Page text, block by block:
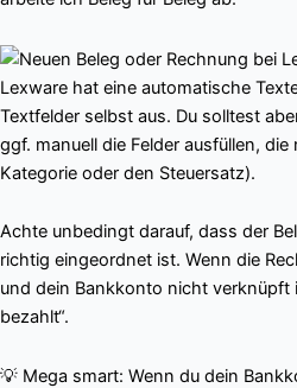
Lexware hat eine automatische
Textfelder selbst aus. Du solltest
ggf. manuell die Felder ausfüllen,
Kategorie oder den Steuersatz).
Achte unbedingt darauf, dass der
richtig eingeordnet ist. Wenn die
und dein Bankkonto nicht verknüpft
bezahlt“.
💡 Mega smart: Wenn du dein